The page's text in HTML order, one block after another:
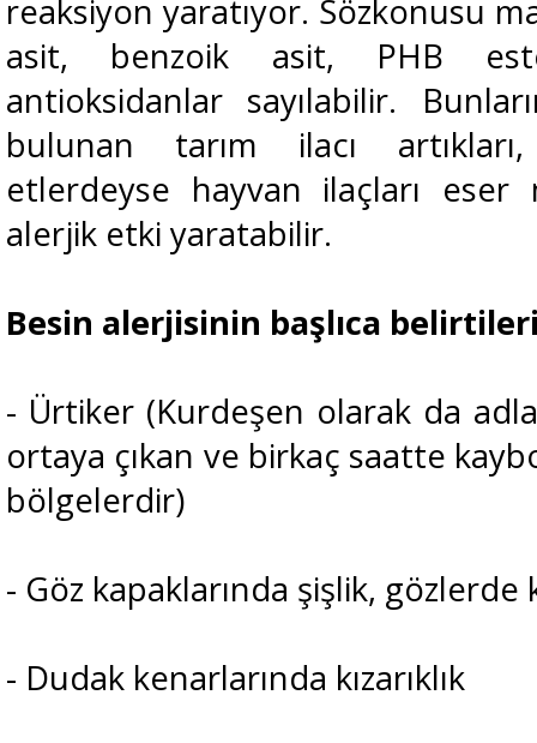
reaksiyon yaratıyor. Sözkonusu
asit, benzoik asit, PHB
antioksidanlar sayılabilir.
bulunan tarım ilacı
etlerdeyse hayvan ilaçları
alerjik etki yaratabilir.
Besin alerjisinin başlıca
- Ürtiker (Kurdeşen olarak da
ortaya çıkan ve birkaç saatte
bölgelerdir)
- Göz kapaklarında şişlik, gözlerde
- Dudak kenarlarında kızarıklık